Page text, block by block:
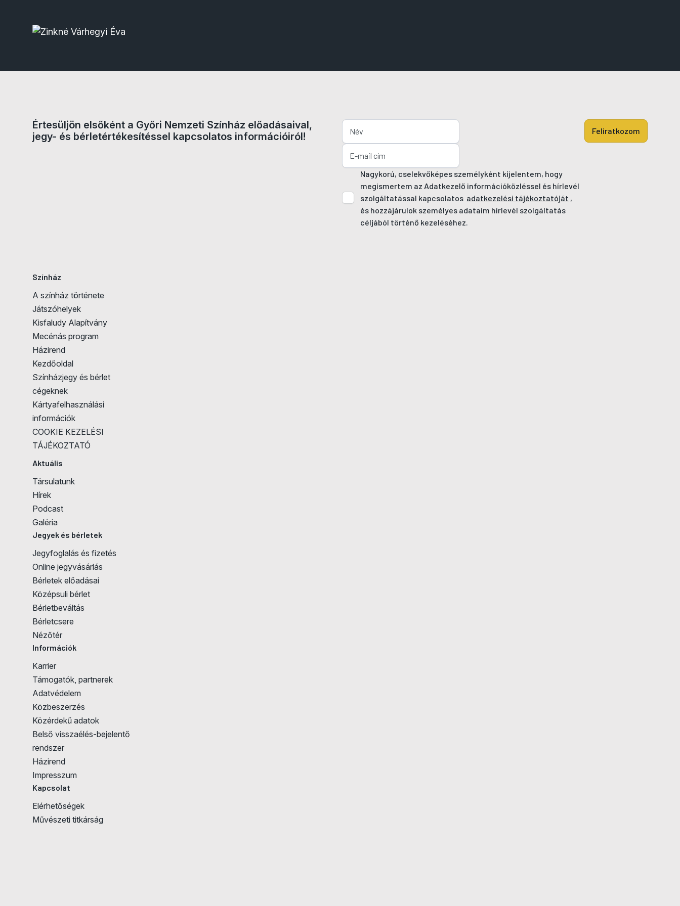
Jegyvásárlás
Értesüljön elsőként a Győri Nemzeti Színház előadásaival,
jegy- és bérletértékesítéssel kapcsolatos információiról!
Nagykorú, cselekvőképes személyként kijelentem, hogy
megismertem az Adatkezelő információközléssel és hírlevél
szolgáltatással kapcsolatos adatkezelési tájékoztatóját ,
és hozzájárulok személyes adataim hírlevél szolgáltatás
céljából történő kezeléséhez.
Feliratkozom
Színház
A színház története
Játszóhelyek
Kisfaludy Alapítvány
Mecénás program
Házirend
Kezdőoldal
Színházjegy és bérlet
cégeknek
Kártyafelhasználási
információk
COOKIE KEZELÉSI
TÁJÉKOZTATÓ
Aktuális
Társulatunk
Hírek
Podcast
Galéria
Jegyek és bérletek
Jegyfoglalás és fizetés
Online jegyvásárlás
Bérletek előadásai
Középsuli bérlet
Bérletbeváltás
Bérletcsere
Nézőtér
Információk
Karrier
Támogatók, partnerek
Adatvédelem
Közbeszerzés
Közérdekű adatok
Belső visszaélés-bejelentő
rendszer
Házirend
Impresszum
Kapcsolat
Elérhetőségek
Művészeti titkárság